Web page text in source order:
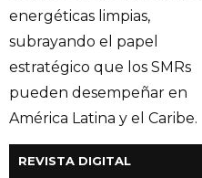
energéticas limpias,
subrayando el papel
estratégico que los SMRs
pueden desempeñar en
América Latina y el Caribe.
REVISTA DIGITAL